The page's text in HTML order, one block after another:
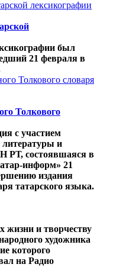
был
21 февраля в
Толкового
с участием
литературы и
РТ, состоявшаяся в
информ» 21
издания
татарского языка.
жизни и творчеству
художника
которого
на Радио